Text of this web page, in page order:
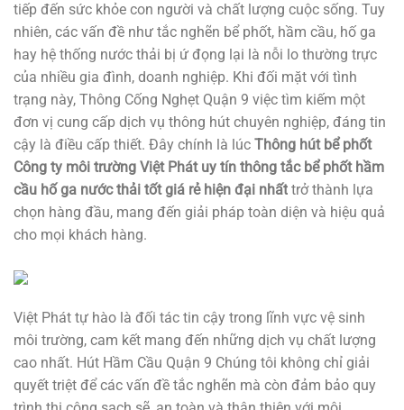
tiếp đến sức khỏe con người và chất lượng cuộc sống. Tuy
nhiên, các vấn đề như tắc nghẽn bể phốt, hầm cầu, hố ga
hay hệ thống nước thải bị ứ đọng lại là nỗi lo thường trực
của nhiều gia đình, doanh nghiệp. Khi đối mặt với tình
trạng này, Thông Cống Nghẹt Quận 9 việc tìm kiếm một
đơn vị cung cấp dịch vụ thông hút chuyên nghiệp, đáng tin
cậy là điều cấp thiết. Đây chính là lúc Thông hút bể phốt
Công ty môi trường Việt Phát uy tín thông tắc bể phốt hầm
cầu hố ga nước thải tốt giá rẻ hiện đại nhất trở thành lựa
chọn hàng đầu, mang đến giải pháp toàn diện và hiệu quả
cho mọi khách hàng.
Việt Phát tự hào là đối tác tin cậy trong lĩnh vực vệ sinh
môi trường, cam kết mang đến những dịch vụ chất lượng
cao nhất. Hút Hầm Cầu Quận 9 Chúng tôi không chỉ giải
quyết triệt để các vấn đề tắc nghẽn mà còn đảm bảo quy